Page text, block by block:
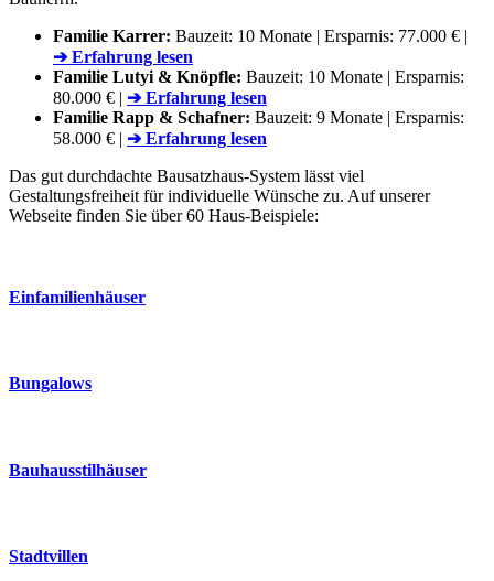
Familie Karrer: Bauzeit: 10 Monate | Ersparnis: 77.000 € |
➔ Erfahrung lesen
Familie Lutyi & Knöpfle: Bauzeit: 10 Monate | Ersparnis:
80.000 € | ➔ Erfahrung lesen
Familie Rapp & Schafner: Bauzeit: 9 Monate | Ersparnis:
58.000 € | ➔ Erfahrung lesen
Das gut durchdachte Bausatzhaus-System lässt viel
Gestaltungsfreiheit für individuelle Wünsche zu. Auf unserer
Webseite finden Sie über 60 Haus-Beispiele:
Einfamilienhäuser
Bungalows
Bauhausstilhäuser
Stadtvillen